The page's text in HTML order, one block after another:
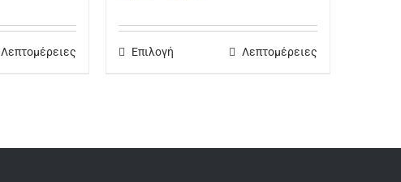
Λεπτομέρειες
80,50€
through
Επιλογή Λεπτομέρειες